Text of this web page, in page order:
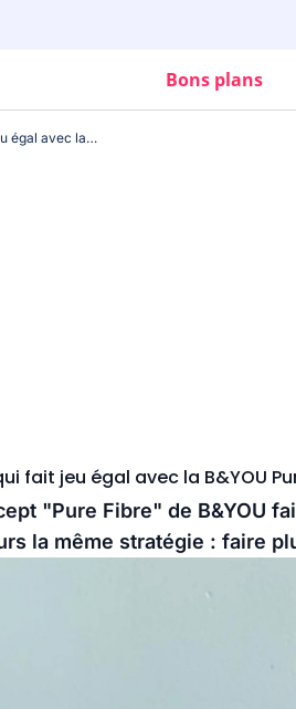
Bons plans
Quelle est cette offre Freebox qui fait jeu égal avec la B&YOU Pure fibre, la nouvelle star des box internet ?
fait jeu égal avec la B&YOU
"Pure Fibre" de B&YOU
la même stratégie : faire